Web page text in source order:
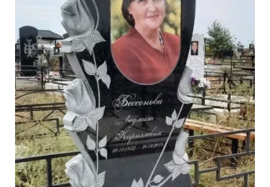
Резные памятники
Мемориальные комплексы
Памятники с полноформатным фото
Склеп
Cкульптуры ангел
Детские памятники
Памятники Мусульманские
Памятники Армянские
Европейские памятники
Памятники "Клипарт"